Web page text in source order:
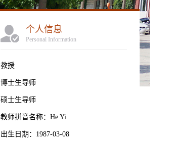
个人信息
Personal Information
教授
博士生导师
硕士生导师
教师拼音名称：He Yi
出生日期：1987-03-08